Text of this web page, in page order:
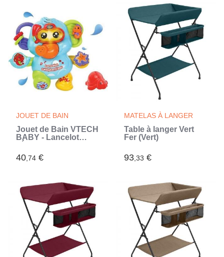
JOUET DE BAIN
Jouet de Bain VTECH
BABY - Lancelot
Aspergeur d'eau - 12
mois et plus (Bleu)
40,74 €
MATELAS À LANGER
Table à langer Vert
Fer (Vert)
93,33 €